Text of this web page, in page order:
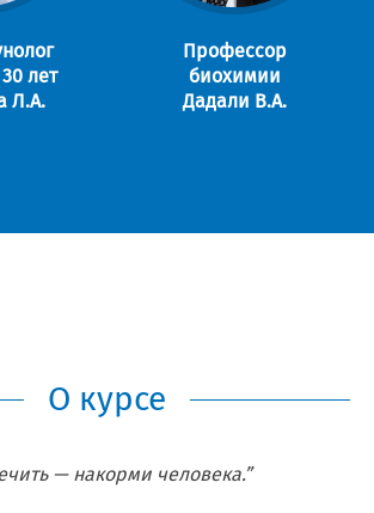
лет
Л.А.
Профессор
биохимии
Дадали В.А.
О курсе
— накорми человека.”